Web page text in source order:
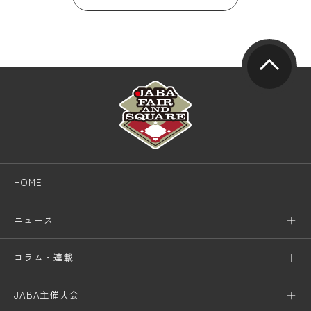
HOME
ニュース
コラム・連載
JABA主催大会